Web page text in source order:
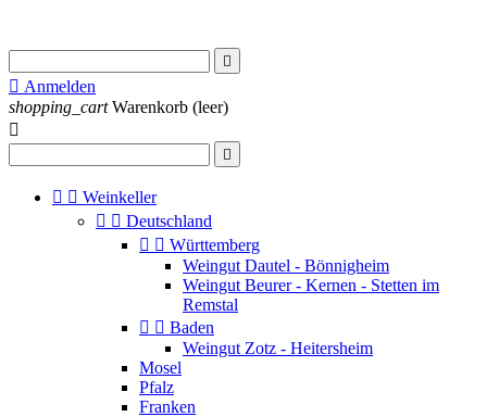

 Anmelden
shopping_cart Warenkorb (leer)


  Weinkeller
  Deutschland
  Württemberg
Weingut Dautel - Bönnigheim
Weingut Beurer - Kernen - Stetten im
Remstal
  Baden
Weingut Zotz - Heitersheim
Mosel
Pfalz
Franken